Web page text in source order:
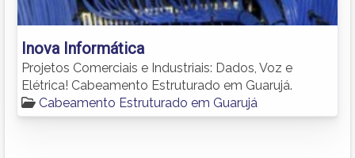
Inova Informática
Projetos Comerciais e Industriais: Dados, Voz e
Elétrica! Cabeamento Estruturado em Guarujá.
Cabeamento Estruturado em Guarujá